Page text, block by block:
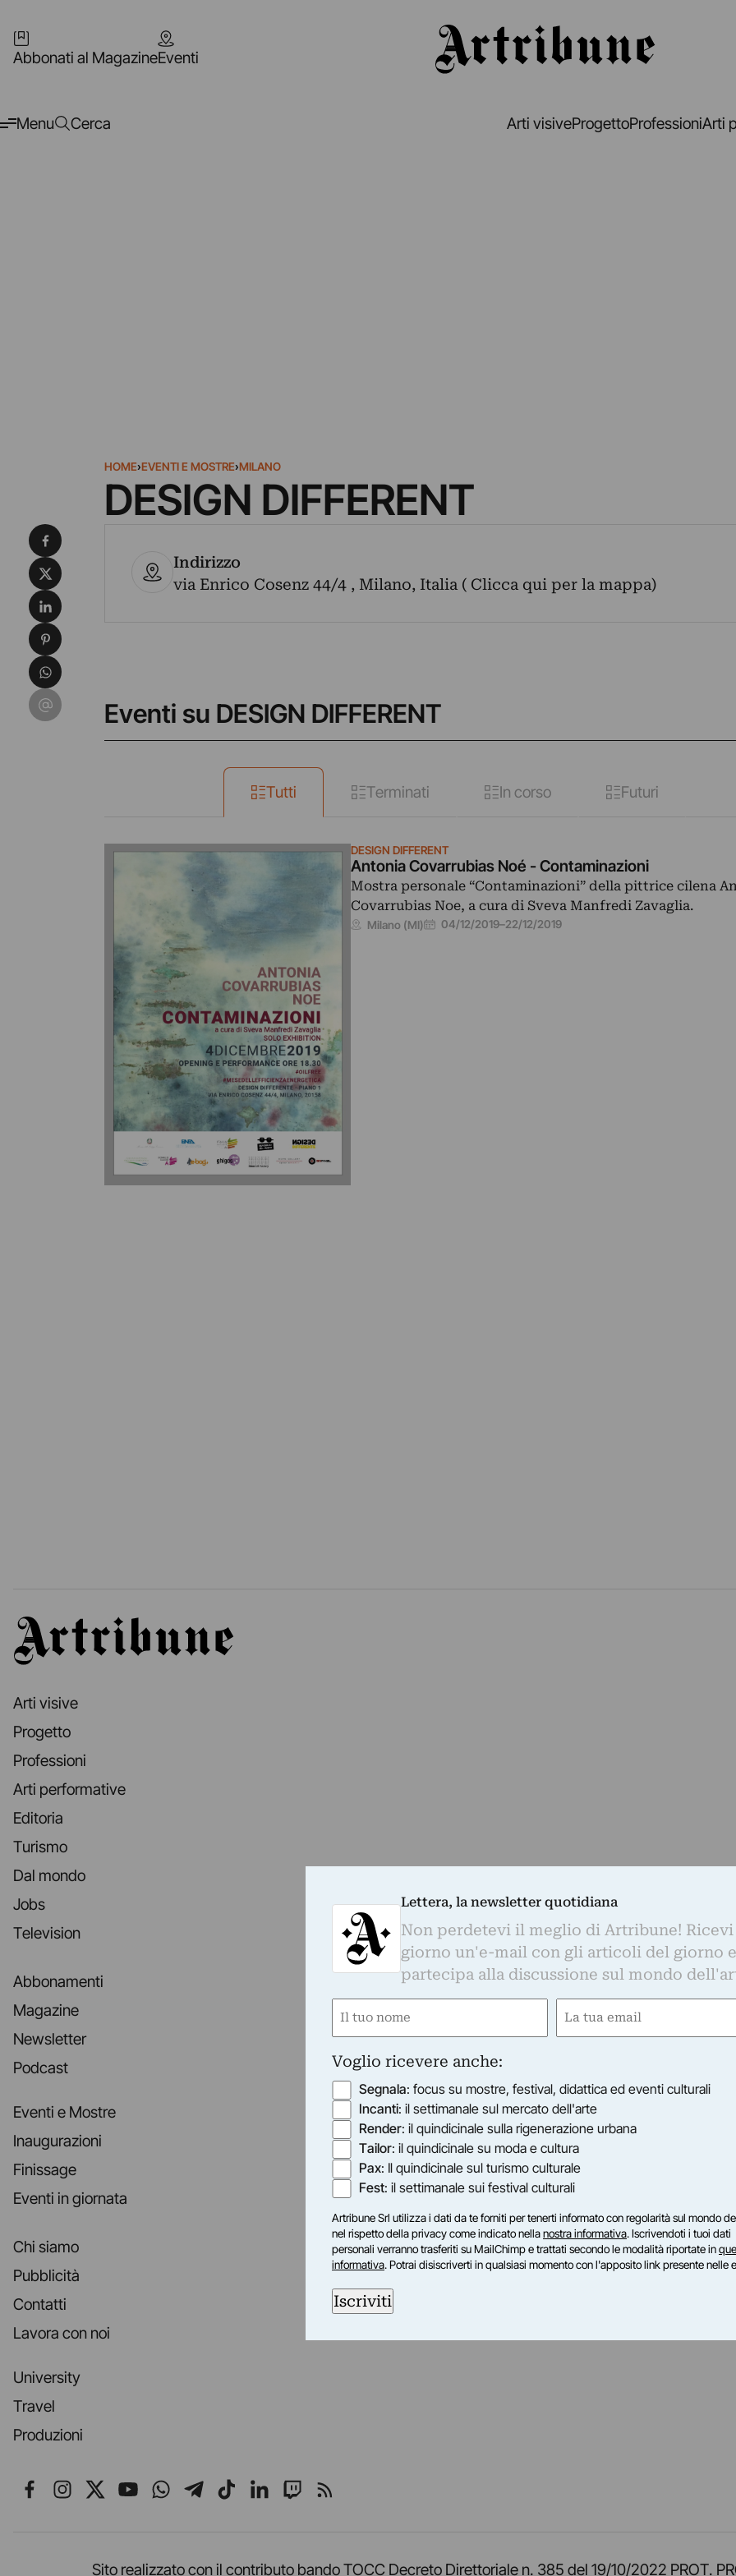
Abbonati al MagazineEventi
Menu Cerca Arti visiveProgettoProfessioniArti
HOME›EVENTI E MOSTRE›MILANO
DESIGN DIFFERENT
Indirizzo
via Enrico Cosenz 44/4 , Milano, Italia ( Clicca qui per la mappa)
Eventi su DESIGN DIFFERENT
Tutti Terminati In corso Futuri
DESIGN DIFFERENT
Antonia Covarrubias Noé - Contaminazioni
Mostra personale “Contaminazioni” della pittrice cilena
Covarrubias Noe, a cura di Sveva Manfredi Zavaglia.
Milano (MI) 04/12/2019–22/12/2019
Condividi su Facebook
Condividi su X
Condividi su LinkedIn
Condividi su Pinterest
Condividi su WhatsApp
Condividi su Email
Artribune
Arti visive
Progetto
Professioni
Arti performative
Editoria
Turismo
Dal mondo
Jobs
Television
Abbonamenti
Magazine
Newsletter
Podcast
Eventi e Mostre
Inaugurazioni
Finissage
Eventi in giornata
Chi siamo
Pubblicità
Contatti
Lavora con noi
University
Travel
Produzioni
Seguici su Facebook
Seguici su Instagram
Seguici su X
Seguici su YouTube
Seguici su WhatsApp
Seguici su Telegram
Seguici su TikTok
Seguici su LinkedIn
Seguici su Twitch
Seguici su Rss
Sito realizzato con il contributo bando TOCC Decreto Direttoriale n. 385 del 19/10/2022 PROT.
Lettera, la newsletter quotidiana
Non perdetevi il meglio di Artribune! Ricevi
giorno un'e-mail con gli articoli del giorno e
partecipa alla discussione sul mondo
Nome
Email
Voglio ricevere anche:
Segnala: focus su mostre, festival, didattica ed eventi culturali
Incanti: il settimanale sul mercato dell'arte
Render: il quindicinale sulla rigenerazione urbana
Tailor: il quindicinale su moda e cultura
Pax: Il quindicinale sul turismo culturale
Fest: il settimanale sui festival culturali
Artribune Srl utilizza i dati da te forniti per tenerti informato con regolarità sul mondo
nel rispetto della privacy come indicato nellanostra informativa. Iscrivendoti i tuoi dati
personali verranno trasferiti su MailChimp e trattati secondo le modalità riportate in
informativa. Potrai disiscriverti in qualsiasi momento con l'apposito link presente nelle
Iscriviti